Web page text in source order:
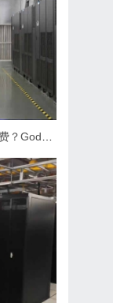
如何进行Godaddy域名续费？Godaddy续费很简单